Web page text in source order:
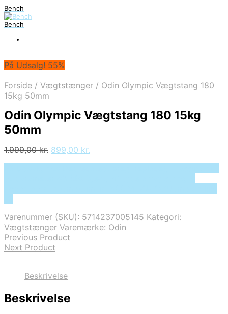
Bench
Bench
På Udsalg! 55%
Forside / Vægtstænger / Odin Olympic Vægtstang 180
15kg 50mm
Odin Olympic Vægtstang 180 15kg
50mm
1.999,00kr. Den
899,00 kr.
Varenummer (SKU): 5714237005145 Kategori:
Vægtstænger Varemærke: Odin
Previous Product
Next Product
Beskrivelse
Beskrivelse